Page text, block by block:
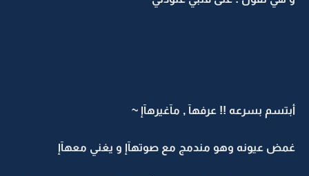
أبتسم بسرعه !! عرفهآ , مآغيرهآإ ~
غمض عيونه وهو مندمج مع صوتهآإ و يغني معهآإ